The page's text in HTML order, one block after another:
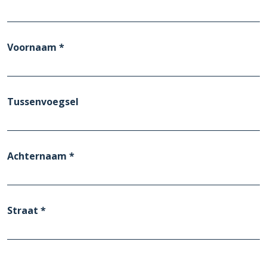
Voornaam *
Tussenvoegsel
Achternaam *
Straat *